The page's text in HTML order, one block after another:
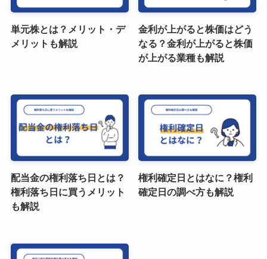
単元株とは？メリット・デ
メリットも解説
金利が上がると株価はどう
なる？金利が上がると株価
が上がる業種も解説
配当金の権利落ち日とは？
権利落ち日に買うメリット
も解説
権利確定日とはなに？権利
確定日の調べ方も解説